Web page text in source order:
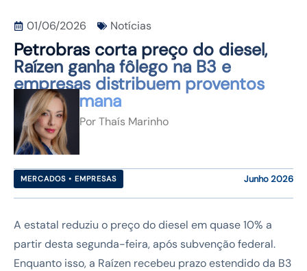
01/06/2026 Notícias
Petrobras corta preço do diesel,
Raízen ganha fôlego na B3 e
empresas distribuem proventos
nesta semana
PorThaís Marinho
MERCADOS • EMPRESAS Junho 2026
A estatal reduziu o preço do diesel em quase 10% a
partir desta segunda-feira, após subvenção federal.
Enquanto isso, a Raízen recebeu prazo estendido da B3